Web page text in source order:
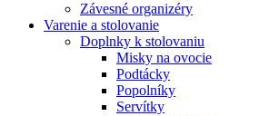
Závesné organizéry
Varenie a stolovanie
Doplnky k stolovaniu
Misky na ovocie
Podtácky
Popolníky
Servítky